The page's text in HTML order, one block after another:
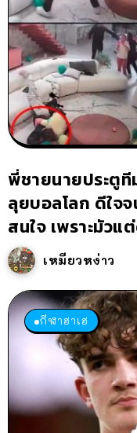
พี่ชายนายประตู
ลุยบอลโลก ดีใจ
สนใจ เพราะมัวแ
เหมียวหง่าว
กีฬาฮาเฮ